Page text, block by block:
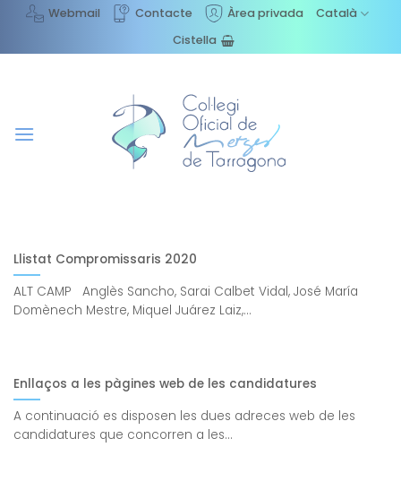
content
Webmail Contacte Àrea privada
Català
Cistella
Llistat Compromissaris 2020
ALT CAMP Anglès Sancho, Sarai Calbet Vidal, José María
Domènech Mestre, Miquel Juárez Laiz,...
Enllaços a les pàgines web de les candidatures
A continuació es disposen les dues adreces web de les
candidatures que concorren a les...